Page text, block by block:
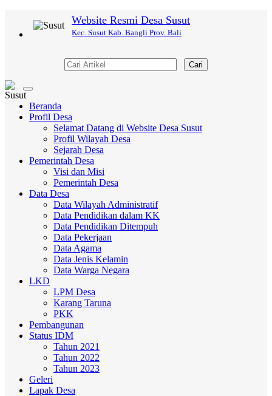
Website Resmi Desa Susut
Kec. Susut Kab. Bangli Prov. Bali
Cari
Toggle
navigation
Beranda
Profil Desa
Selamat Datang di Website Desa Susut
Profil Wilayah Desa
Sejarah Desa
Pemerintah Desa
Visi dan Misi
Pemerintah Desa
Data Desa
Data Wilayah Administratif
Data Pendidikan dalam KK
Data Pendidikan Ditempuh
Data Pekerjaan
Data Agama
Data Jenis Kelamin
Data Warga Negara
LKD
LPM Desa
Karang Taruna
PKK
Pembangunan
Status IDM
Tahun 2021
Tahun 2022
Tahun 2023
Geleri
Lapak Desa